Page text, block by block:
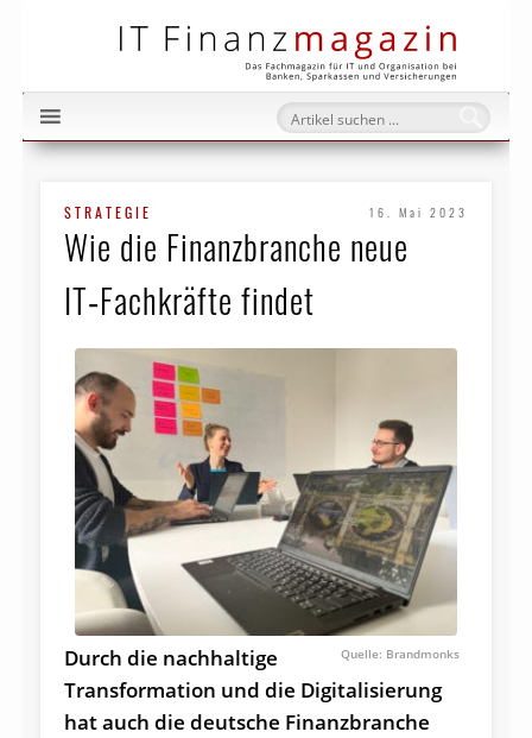
STRATEGIE 16. Mai 2023
Wie die Finanzbranche neue
IT‑Fachkräfte findet
Brandmonks
Durch die nachhaltige
Transformation und die Digitalisierung
hat auch die deutsche Finanzbranche